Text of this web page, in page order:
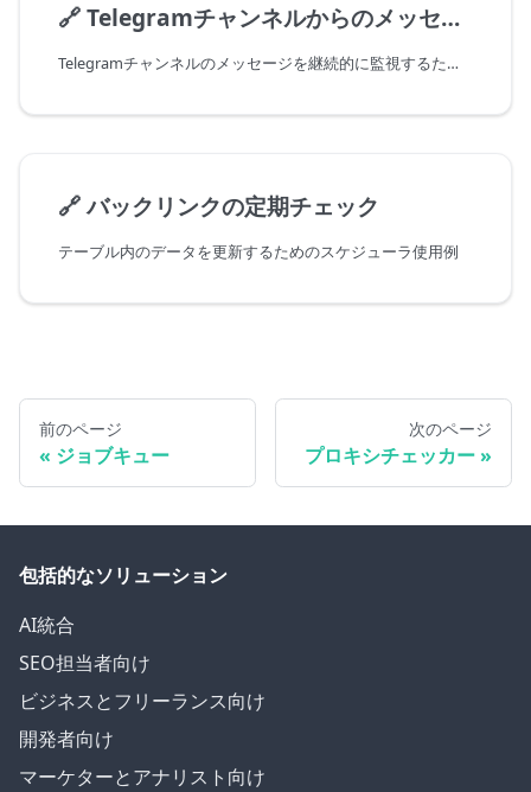
🔗Telegramチャンネルからのメッセージ自動転送
Telegramチャンネルのメッセージを継続的に監視するためのスケジューラ使用例
🔗バックリンクの定期チェック
テーブル内のデータを更新するためのスケジューラ使用例
前のページ
ジョブキュー
次のページ
プロキシチェッカー
包括的なソリューション
AI統合
SEO担当者向け
ビジネスとフリーランス向け
開発者向け
マーケターとアナリスト向け